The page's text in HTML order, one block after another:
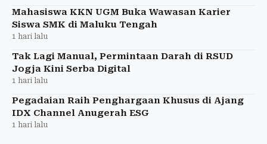
Mahasiswa KKN UGM Buka Wawasan Karier
Siswa SMK di Maluku Tengah
1 hari lalu
Tak Lagi Manual, Permintaan Darah di RSUD
Jogja Kini Serba Digital
1 hari lalu
Pegadaian Raih Penghargaan Khusus di Ajang
IDX Channel Anugerah ESG
1 hari lalu